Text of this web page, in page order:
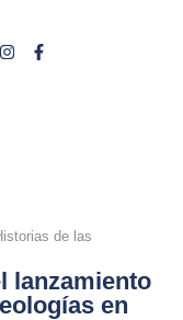
de las
lanzamiento
en